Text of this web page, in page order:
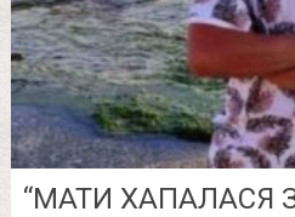
“МАТИ ХАПАЛАСЯ